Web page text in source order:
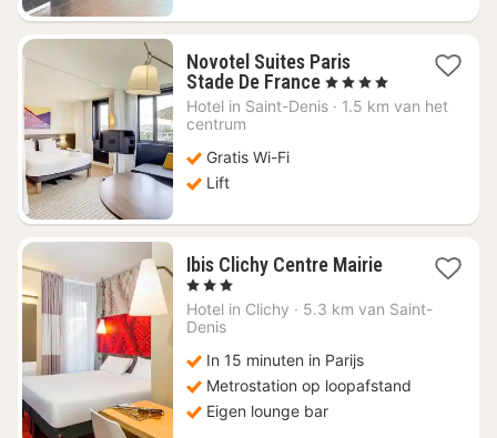
Novotel Suites Paris
Stade De France1
nacht
, 4 Sterren
Hotel in Saint-Denis · 1.5 km van het
centrum
Gratis Wi-Fi
Lift
Ibis Clichy Centre Mairie1
vanaf
, 3 Sterren
Hotel in Clichy · 5.3 km van Saint-
Denis
In 15 minuten in Parijs
Metrostation op loopafstand
Eigen lounge bar